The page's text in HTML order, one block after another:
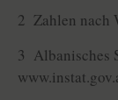
2 Zahlen nach
3 Albanisches